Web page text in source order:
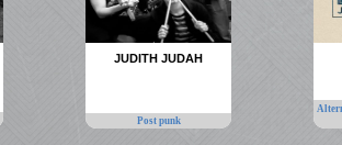
JUDITH JUDAH
Post punk